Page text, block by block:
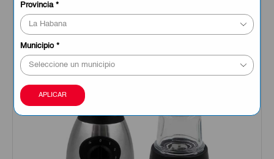
Provincia*
Municipio*
APLICAR